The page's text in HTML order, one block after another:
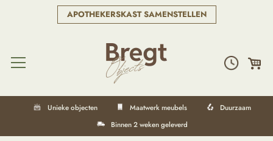
APOTHEKERSKAST SAMENSTELLEN
Unieke objecten Maatwerk meubels
Duurzaam
Binnen 2 weken geleverd